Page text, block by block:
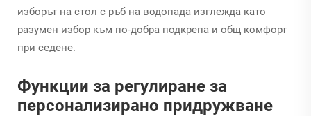
изборът на стол с ръб на водопада изглежда като
разумен избор към по-добра подкрепа и общ комфорт
при седене.
Функции за регулиране за
персонализирано придружване